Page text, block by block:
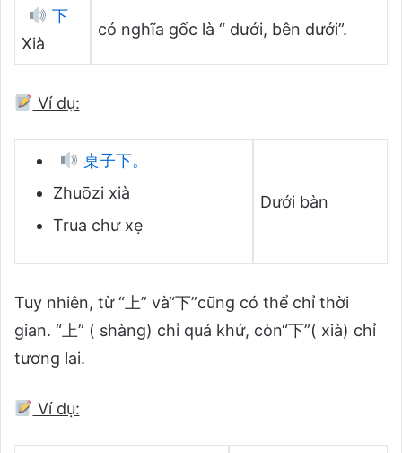
下
Xià
có nghĩa gốc là “ dưới, bên dưới”.
Ví dụ:
桌子下。
Zhuōzi xià
Trua chư xẹ
Dưới bàn
Tuy nhiên, từ “上” và“下”cũng có thể chỉ thời
gian. “上” ( shàng) chỉ quá khứ, còn“下”( xià) chỉ
tương lai.
Ví dụ: